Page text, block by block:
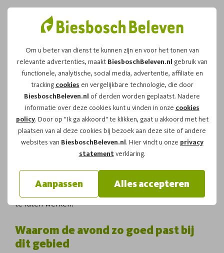
Om u beter van dienst te kunnen zijn en voor het tonen van
relevante advertenties, maakt BiesboschBeleven.nl gebruik van
functionele, analytische, social media, advertentie, affiliate en
tracking cookies en vergelijkbare technologie, die door
BiesboschBeleven.nl of derden worden geplaatst. Nadere
informatie over deze cookies kunt u vinden in onze cookies
policy. Door op "Ik ga akkoord" te klikken, gaat u akkoord met het
plaatsen van al deze cookies bij bezoek aan deze site of andere
websites van BiesboschBeleven.nl. Hier vindt u onze privacy
statementverklaring.
Aanpassen Alles accepteren
Avondtocht Biesbosch
in alle rust
De Biesbosch verandert merkbaar zodra de dag zakt.
Het licht wordt zachter, het water oogt stiller en
geluid draagt verder over de kreken. Juist dan krijgt
gebeurt, en meer ruimte om het gebied echt op je in
te laten werken.
Waarom de avond zo goed past bij
dit gebied